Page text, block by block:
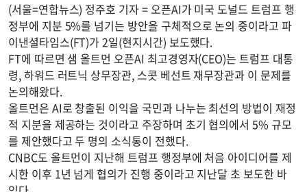
(서울=연합뉴스) 정주호 기자 = 오픈AI가 미국 도널드 트럼프 행
정부에 지분 5%를 넘기는 방안을 구체적으로 논의 중이라고 파
이낸셜타임스(FT)가 2일(현지시간) 보도했다.
FT에 따르면 샘 올트먼 오픈AI 최고경영자(CEO)는 트럼프 대통
령, 하워드 러트닉 상무장관, 스콧 베선트 재무장관과 이 문제를
논의해왔다.
올트먼은 AI로 창출된 이익을 국민과 나누는 최선의 방법이 재정
적 지분을 제공하는 것이라고 주장하며 초기 협의에서 5% 규모
를 제안했다고 두 명의 소식통이 전했다.
CNBC도 올트먼이 지난해 트럼프 행정부에 처음 아이디어를 제
시한 이후 1년 넘게 협의가 진행 중이라고 지난달 초 보도한 바